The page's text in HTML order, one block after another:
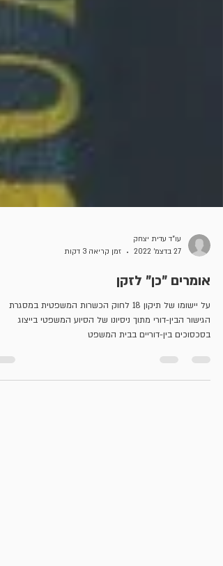
27 בדצמ׳ 2022
זמן קריאה 3 דקות
אומרים "כן" לזקן
על יישומו של תיקון 18 לחוק הכשרות המשפטית במסגרת
הגישור הבין-דורי מתוך ניסיונו של הסיוע המשפטי בייצוג